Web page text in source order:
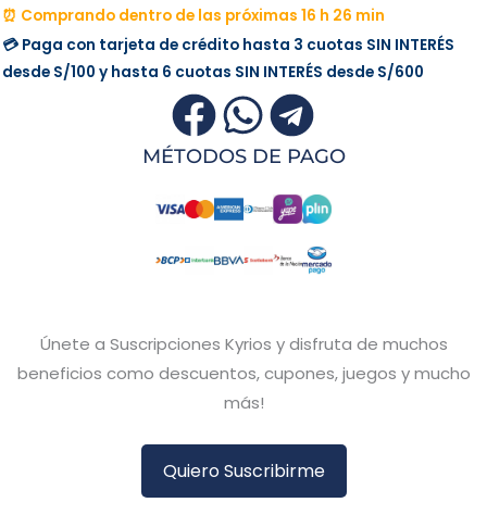
⏰ Comprando dentro de las próximas 16 h 26 min
💳 Paga con tarjeta de crédito hasta 3 cuotas SIN INTERÉS
desde S/100 y hasta 6 cuotas SIN INTERÉS desde S/600
MÉTODOS DE PAGO
Únete a Suscripciones Kyrios y disfruta de muchos
beneficios como descuentos, cupones, juegos y mucho
más!
Quiero Suscribirme